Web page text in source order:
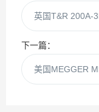
英国T&R 200A-
下一篇：
美国MEGGER